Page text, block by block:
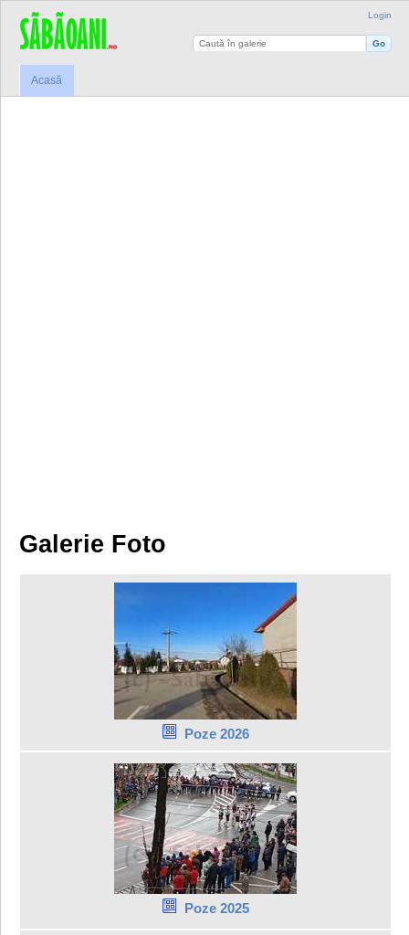
Login
Acasă
Galerie Foto
Poze 2026
Poze 2025